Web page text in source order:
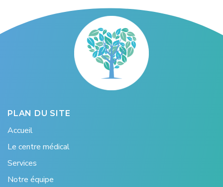
PLAN DU SITE
Accueil
Le centre médical
Services
Notre équipe